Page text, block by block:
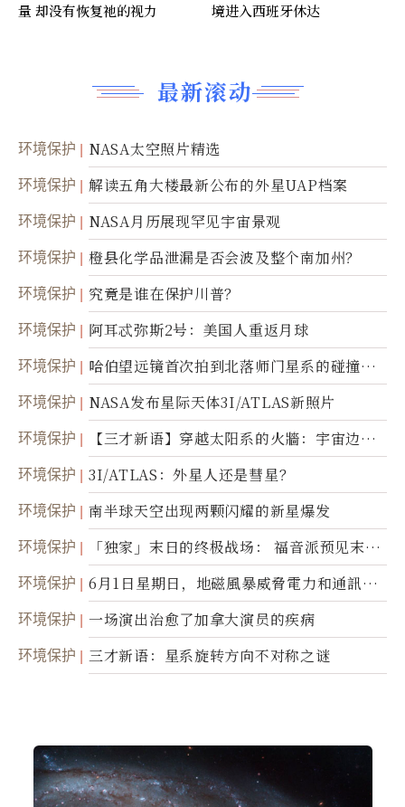
最新滚动
环境保护 NASA太空照片精选
环境保护 解读五角大楼最新公布的外星UAP档案
环境保护 NASA月历展现罕见宇宙景观
环境保护 橙县化学品泄漏是否会波及整个南加州？
环境保护 究竟是谁在保护川普？
环境保护 阿耳忒弥斯2号：美国人重返月球
环境保护
哈伯望远镜首次拍到北落师门星系的碰撞与
爆炸
环境保护 NASA发布星际天体3I/ATLAS新照片
环境保护
【三才新语】穿越太阳系的火牆：宇宙边界
新启示
环境保护 3I/ATLAS：外星人还是彗星？
环境保护 南半球天空出现两颗闪耀的新星爆发
环境保护
「独家」末日的终极战场： 福音派预见末
世；希腊僧侣预言以色列的进攻
环境保护
6月1日星期日，地磁風暴威脅電力和通訊基
礎設施
环境保护 一场演出治愈了加拿大演员的疾病
环境保护 三才新语：星系旋转方向不对称之谜
量 却没有恢复祂的视力
境进入西班牙休达